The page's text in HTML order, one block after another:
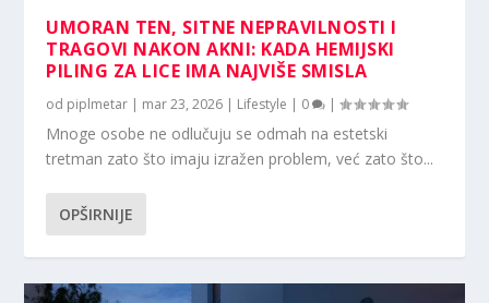
UMORAN TEN, SITNE NEPRAVILNOSTI I
TRAGOVI NAKON AKNI: KADA HEMIJSKI
PILING ZA LICE IMA NAJVIŠE SMISLA
od piplmetar | mar 23, 2026 | Lifestyle | 0 |
Mnoge osobe ne odlučuju se odmah na estetski
tretman zato što imaju izražen problem, već zato što...
OPŠIRNIJE